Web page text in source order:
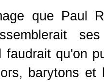
que Paul
faudrait qu'on
barytons